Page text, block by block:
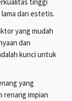
tinggi
dan estetis.
yang mudah
dan
kunci untuk
yang
renang impian